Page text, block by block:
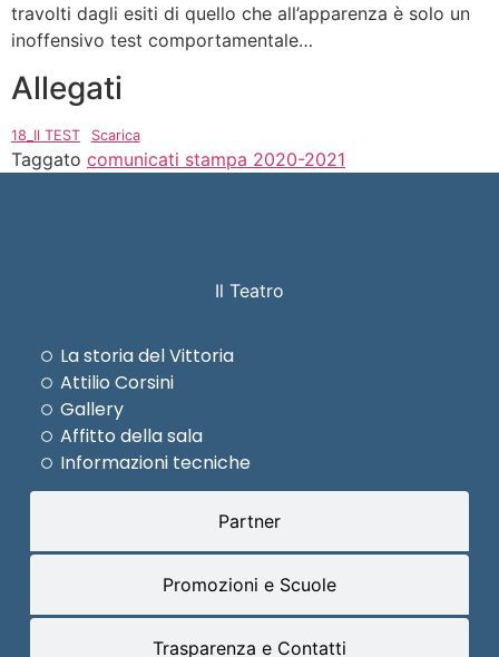
travolti dagli esiti di quello che all’apparenza è solo un
inoffensivo test comportamentale…
Allegati
18_Il TEST Scarica
Taggato comunicati stampa 2020-2021
Il Teatro
Partner
Promozioni e Scuole
Trasparenza e Contatti
La storia del Vittoria
Attilio Corsini
Gallery
Affitto della sala
Informazioni tecniche